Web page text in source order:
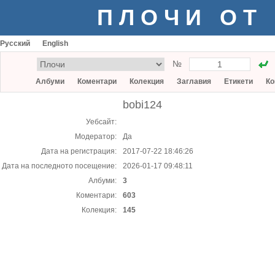
ПЛОЧИ ОТ
Русский English
№
Албуми Коментари Колекция Заглавия Етикети
bobi124
Уебсайт:
Модератор:
Да
Дата на регистрация:
2017-07-22 18:46:26
Дата на последното посещение:
2026-01-17 09:48:11
Албуми:
3
Коментари:
603
Колекция:
145